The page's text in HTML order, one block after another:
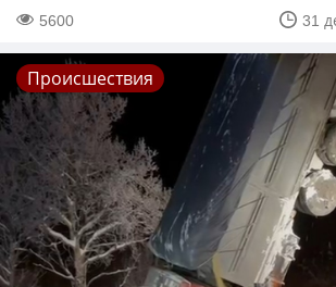
5600 31
Происшествия